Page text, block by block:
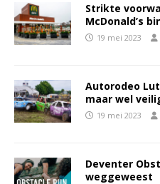
Strikte
McDonald’s
19 mei 2023
Autorodeo
maar wel
19 mei 2023
Deventer
weggeweest